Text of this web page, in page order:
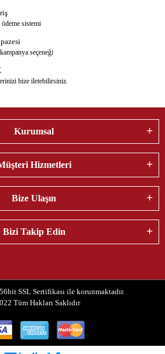
sistemi
seçeneği
bize iletebilirsiniz.
Kurumsal
Hizmetleri
Bize Ulaşın
Bizi Takip Edin
SSL Sertifikası ile korunmaktadır.
Tüm Hakları Saklıdır